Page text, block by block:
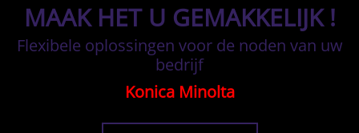
MAAK HET U GEMAKKELIJK !
Flexibele oplossingen voor de noden van uw
bedrijf
Konica Minolta